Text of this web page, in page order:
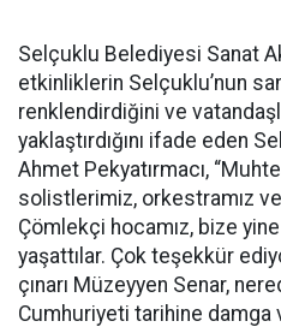
Selçuklu Belediyesi Sanat
etkinliklerin Selçuklu’nun
renklendirdiğini ve
yaklaştırdığını ifade eden
Ahmet Pekyatırmacı,
solistlerimiz, orkestramız
Çömlekçi hocamız, bize
yaşattılar. Çok teşekkür
çınarı Müzeyyen Senar,
Cumhuriyeti tarihine damga